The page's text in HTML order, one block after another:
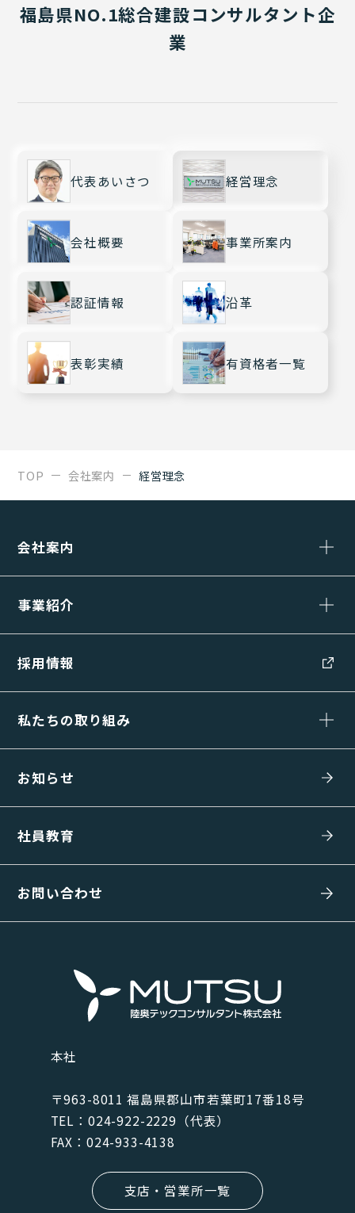
福島県NO.1総合建設コンサルタント企
業
代表あいさつ 経営理念
会社概要 事業所案内
認証情報 沿革
表彰実績 有資格者一覧
TOP 会社案内 経営理念
会社案内
事業紹介
採用情報
私たちの取り組み
お知らせ
社員教育
お問い合わせ
本社
〒963-8011 福島県郡⼭市若葉町17番18号
TEL：024-922-2229（代表）
FAX：024-933-4138
支店・営業所一覧